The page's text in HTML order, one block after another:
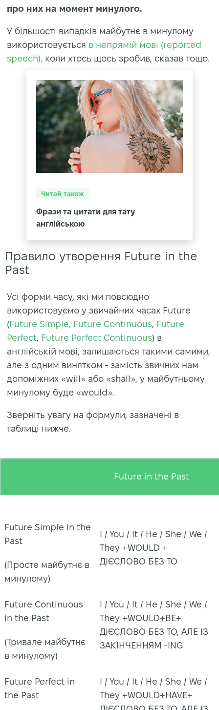
про них на момент минулого.
У більшості випадків майбутнє в минулому
використовується в непрямій мові (reported
speech), коли хтось щось зробив, сказав тощо.
Читай також
Фрази та цитати для тату
англійською
Правило утворення Future in the
Past
Усі форми часу, які ми повсюдно
використовуємо у звичайних часах Future
(Future Simple, Future Continuous, Future
Perfect, Future Perfect Continuous) в
англійській мові, залишаються такими самими,
але з одним винятком - замість звичних нам
допоміжних «will» або «shall», у майбутньому
минулому буде «would».
Зверніть увагу на формули, зазначені в
таблиці нижче.
Future in the Past
Future Simple in the
Past
(Просте майбутнє в
минулому)
I / You / It / He / She / We /
They +WOULD +
ДІЄСЛОВО БЕЗ TO
Future Continuous
in the Past
(Тривале майбутнє
в минулому)
I / You / It / He / She / We /
They +WOULD+BE+
ДІЄСЛОВО БЕЗ TO, АЛЕ ІЗ
ЗАКІНЧЕННЯМ -ING
Future Perfect in
the Past
I / You / It / He / She / We /
They +WOULD+HAVE+